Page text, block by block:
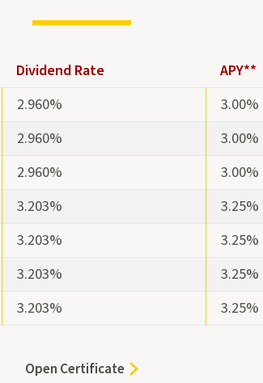
Dividend Rate
APY**
2.960%
3.00%
2.960%
3.00%
2.960%
3.00%
3.203%
3.25%
3.203%
3.25%
3.203%
3.25%
3.203% 3.25%
Open Certificate